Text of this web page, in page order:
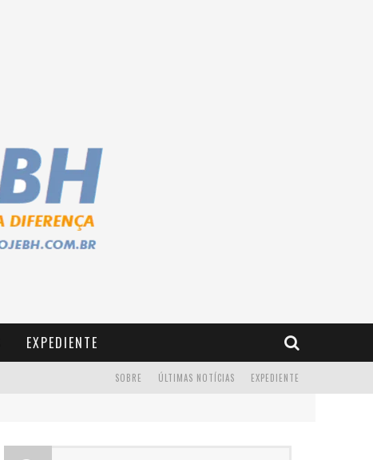
EXPEDIENTE
EXPEDIENTE
ÚLTIMAS NOTÍCIAS
SOBRE